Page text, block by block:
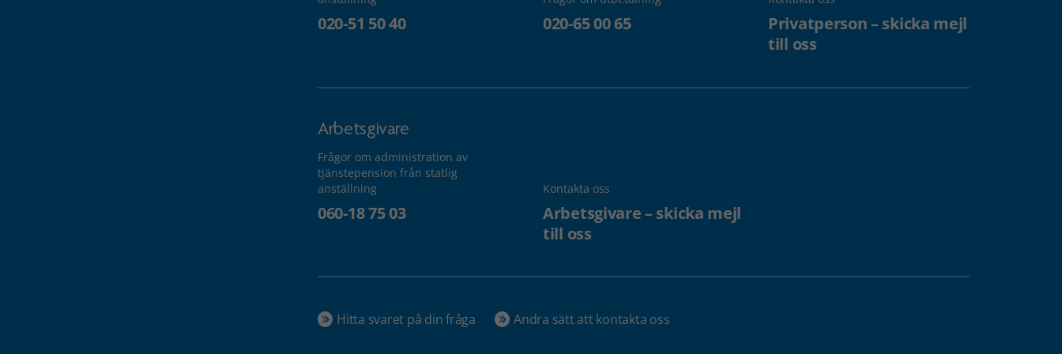
020-51 50 40 020-65 00 65
Privatperson – skicka mejl
till oss
Arbetsgivare
Frågor om administration av
tjänstepension från statlig
anställning
060-18 75 03
Kontakta oss
Arbetsgivare – skicka mejl
till oss
Hitta svaret på din fråga Andra sätt att kontakta oss